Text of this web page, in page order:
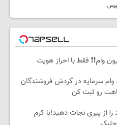
وام سرمایه در گردش فروشندگان
رو ثبت کن
از پیری نجات دهید!با کرم